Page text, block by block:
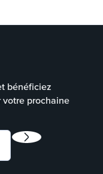
bénéficiez
votre prochaine